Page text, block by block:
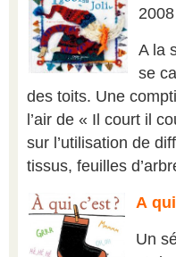
A la
se
des toits. Une
l’air de « Il court il
sur l’utilisation de
tissus, feuilles
A
Un